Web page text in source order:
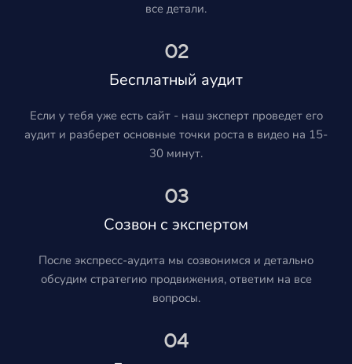
все детали.
02
Бесплатный аудит
Если у тебя уже есть сайт - наш эксперт проведет его
аудит и разберет основные точки роста в видео на 15-
30 минут.
03
Созвон с экспертом
После экспресс-аудита мы созвонимся и детально
обсудим стратегию продвижения, ответим на все
вопросы.
04